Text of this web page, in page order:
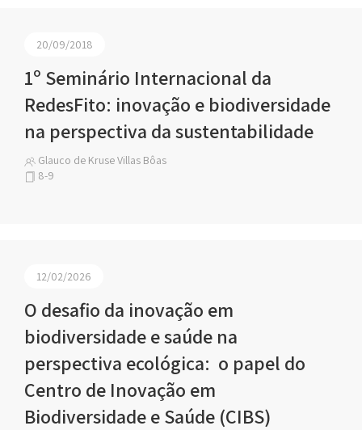
20/09/2018
1º Seminário Internacional da
RedesFito: inovação e biodiversidade
na perspectiva da sustentabilidade
Glauco de Kruse Villas Bôas
8-9
12/02/2026
O desafio da inovação em
biodiversidade e saúde na
perspectiva ecológica: o papel do
Centro de Inovação em
Biodiversidade e Saúde (CIBS)